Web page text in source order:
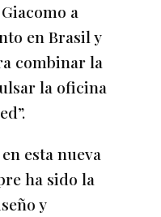
a
en Brasil y
combinar la
la oficina
esta nueva
ha sido la
y